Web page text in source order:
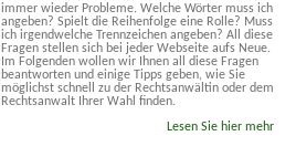
immer wieder Probleme. Welche Wörter muss ich
angeben? Spielt die Reihenfolge eine Rolle? Muss
ich irgendwelche Trennzeichen angeben? All diese
Fragen stellen sich bei jeder Webseite aufs Neue.
Im Folgenden wollen wir Ihnen all diese Fragen
beantworten und einige Tipps geben, wie Sie
möglichst schnell zu der Rechtsanwältin oder dem
Rechtsanwalt Ihrer Wahl finden.
Lesen Sie hier mehr